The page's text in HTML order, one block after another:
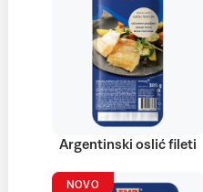
Argentinski oslić fileti
NOVO